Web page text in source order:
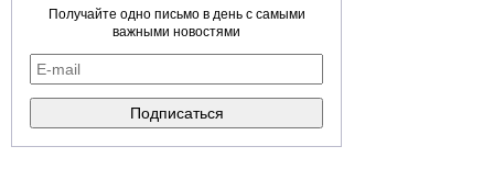
Получайте одно письмо в день с самыми
важными новостями